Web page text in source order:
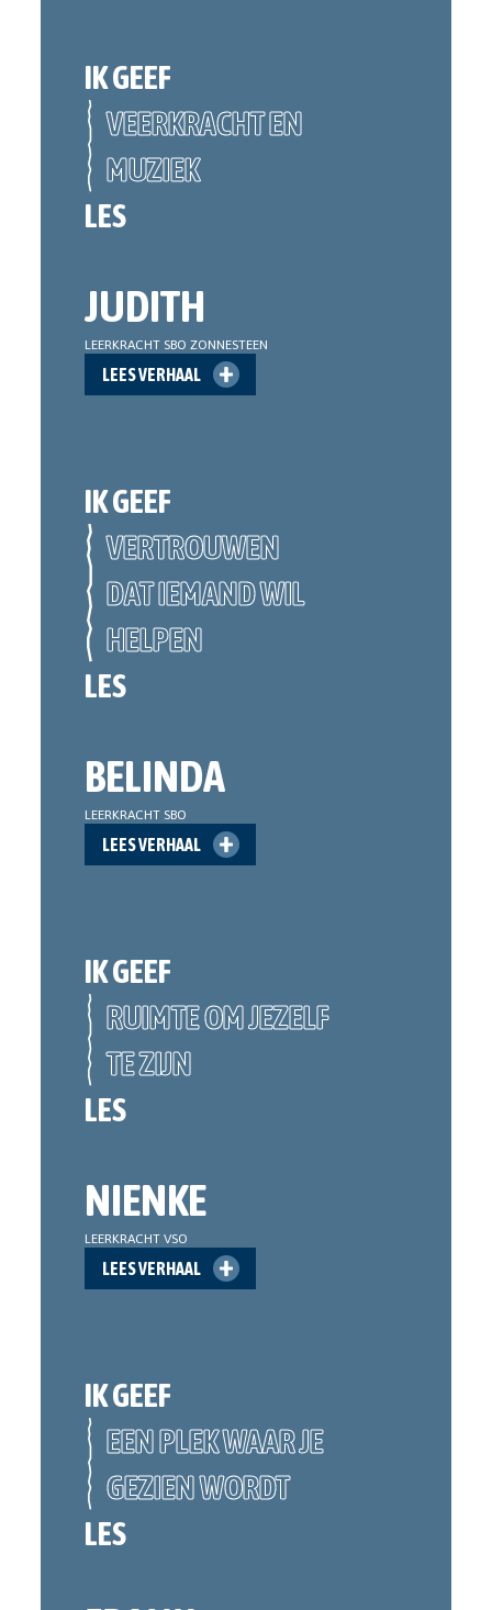
IK GEEF
VEERKRACHT EN
MUZIEK
LES
JUDITH
LEERKRACHT SBO ZONNESTEEN
LEES VERHAAL
IK GEEF
VERTROUWEN
DAT IEMAND WIL
HELPEN
LES
BELINDA
LEERKRACHT SBO
LEES VERHAAL
IK GEEF
RUIMTE OM JEZELF
TE ZIJN
LES
NIENKE
LEERKRACHT VSO
LEES VERHAAL
IK GEEF
EEN PLEK WAAR JE
GEZIEN WORDT
LES